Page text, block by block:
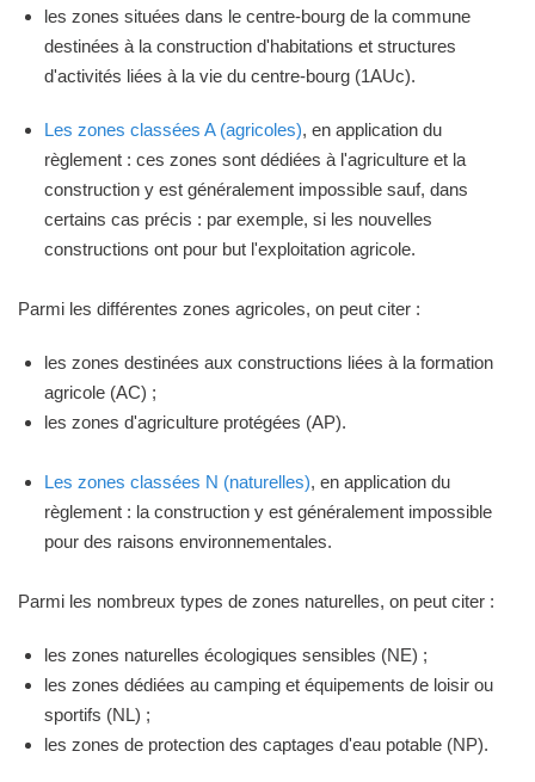
les zones situées dans le centre-bourg de la commune
destinées à la construction d'habitations et structures
d'activités liées à la vie du centre-bourg (1AUc).
Les zones classées A (agricoles), en application du
règlement : ces zones sont dédiées à l'agriculture et la
construction y est généralement impossible sauf, dans
certains cas précis : par exemple, si les nouvelles
constructions ont pour but l'exploitation agricole.
Parmi les différentes zones agricoles, on peut citer :
les zones destinées aux constructions liées à la formation
agricole (AC) ;
les zones d'agriculture protégées (AP).
Les zones classées N (naturelles), en application du
règlement : la construction y est généralement impossible
pour des raisons environnementales.
Parmi les nombreux types de zones naturelles, on peut citer :
les zones naturelles écologiques sensibles (NE) ;
les zones dédiées au camping et équipements de loisir ou
sportifs (NL) ;
les zones de protection des captages d'eau potable (NP).